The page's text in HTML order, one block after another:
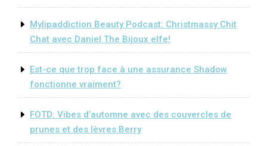
Mylipaddiction Beauty Podcast: Christmassy Chit
Chat avec Daniel The Bijoux elfe!
Est-ce que trop face à une assurance Shadow
fonctionne vraiment?
FOTD: Vibes d’automne avec des couvercles de
prunes et des lèvres Berry